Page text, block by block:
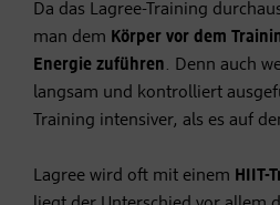
Da das Lagree-Training
man dem Körper vor dem
Energie zuführen. Denn auch
langsam und kontrolliert
Training intensiver, als es auf
Lagree wird oft mit einem HIIT-